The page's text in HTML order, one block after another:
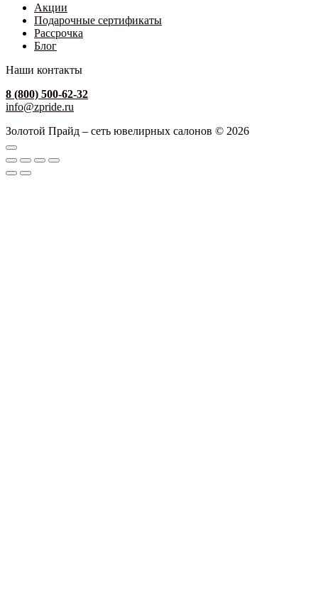
Акции
Подарочные сертификаты
Рассрочка
Блог
Наши контакты
8 (800) 500-62-32
info@zpride.ru
Золотой Прайд – сеть ювелирных салонов © 2026